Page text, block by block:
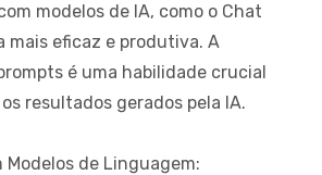
modelos de IA, como o Chat
mais eficaz e produtiva. A
é uma habilidade crucial
resultados gerados pela IA.
de Linguagem: